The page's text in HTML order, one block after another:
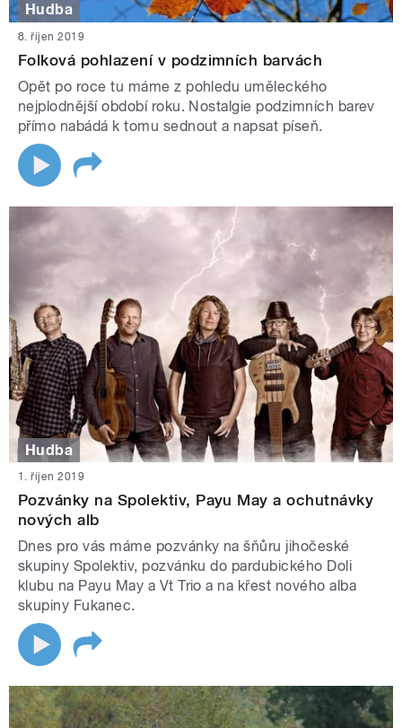
Hudba
8. říjen 2019
Folková pohlazení v podzimních barvách
Opět po roce tu máme z pohledu uměleckého
nejplodnější období roku. Nostalgie podzimních barev
přímo nabádá k tomu sednout a napsat píseň.
Hudba
1. říjen 2019
Pozvánky na Spolektiv, Payu May a ochutnávky
nových alb
Dnes pro vás máme pozvánky na šňůru jihočeské
skupiny Spolektiv, pozvánku do pardubického Doli
klubu na Payu May a Vt Trio a na křest nového alba
skupiny Fukanec.